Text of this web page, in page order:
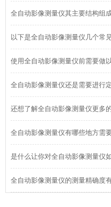
全自动影像测量仪其主要结构组
以下是全自动影像测量仪几个常
使用全自动影像测量仪前需要做
全自动影像测量仪还是需要进行
还想了解全自动影像测量仪更多
全自动影像测量仪有哪些地方需
是什么让你对全自动影像测量仪
全自动影像测量仪的测量精确度